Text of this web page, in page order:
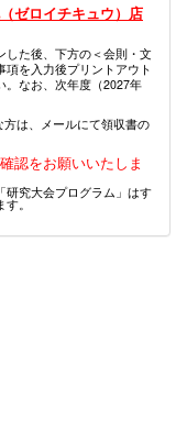
ゼロイチキュウ）店
した後、下方の＜会則・文
を入力後プリントアウト
。なお、次年度（2027年
は、メールにて領収書の
認をお願いいたしま
研究大会プログラム」はす
す。